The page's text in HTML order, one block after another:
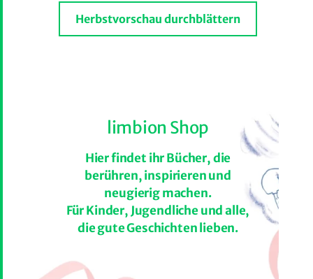
Herbstvorschau durchblättern
limbion Shop
Hier findet ihr Bücher, die
berühren, inspirieren und
neugierig machen.
Für Kinder, Jugendliche und alle,
die gute Geschichten lieben.